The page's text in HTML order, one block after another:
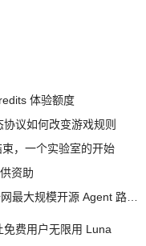
体验额度
议如何改变游戏规则
，一个实验室的开始
资助
费用户无限用 Luna